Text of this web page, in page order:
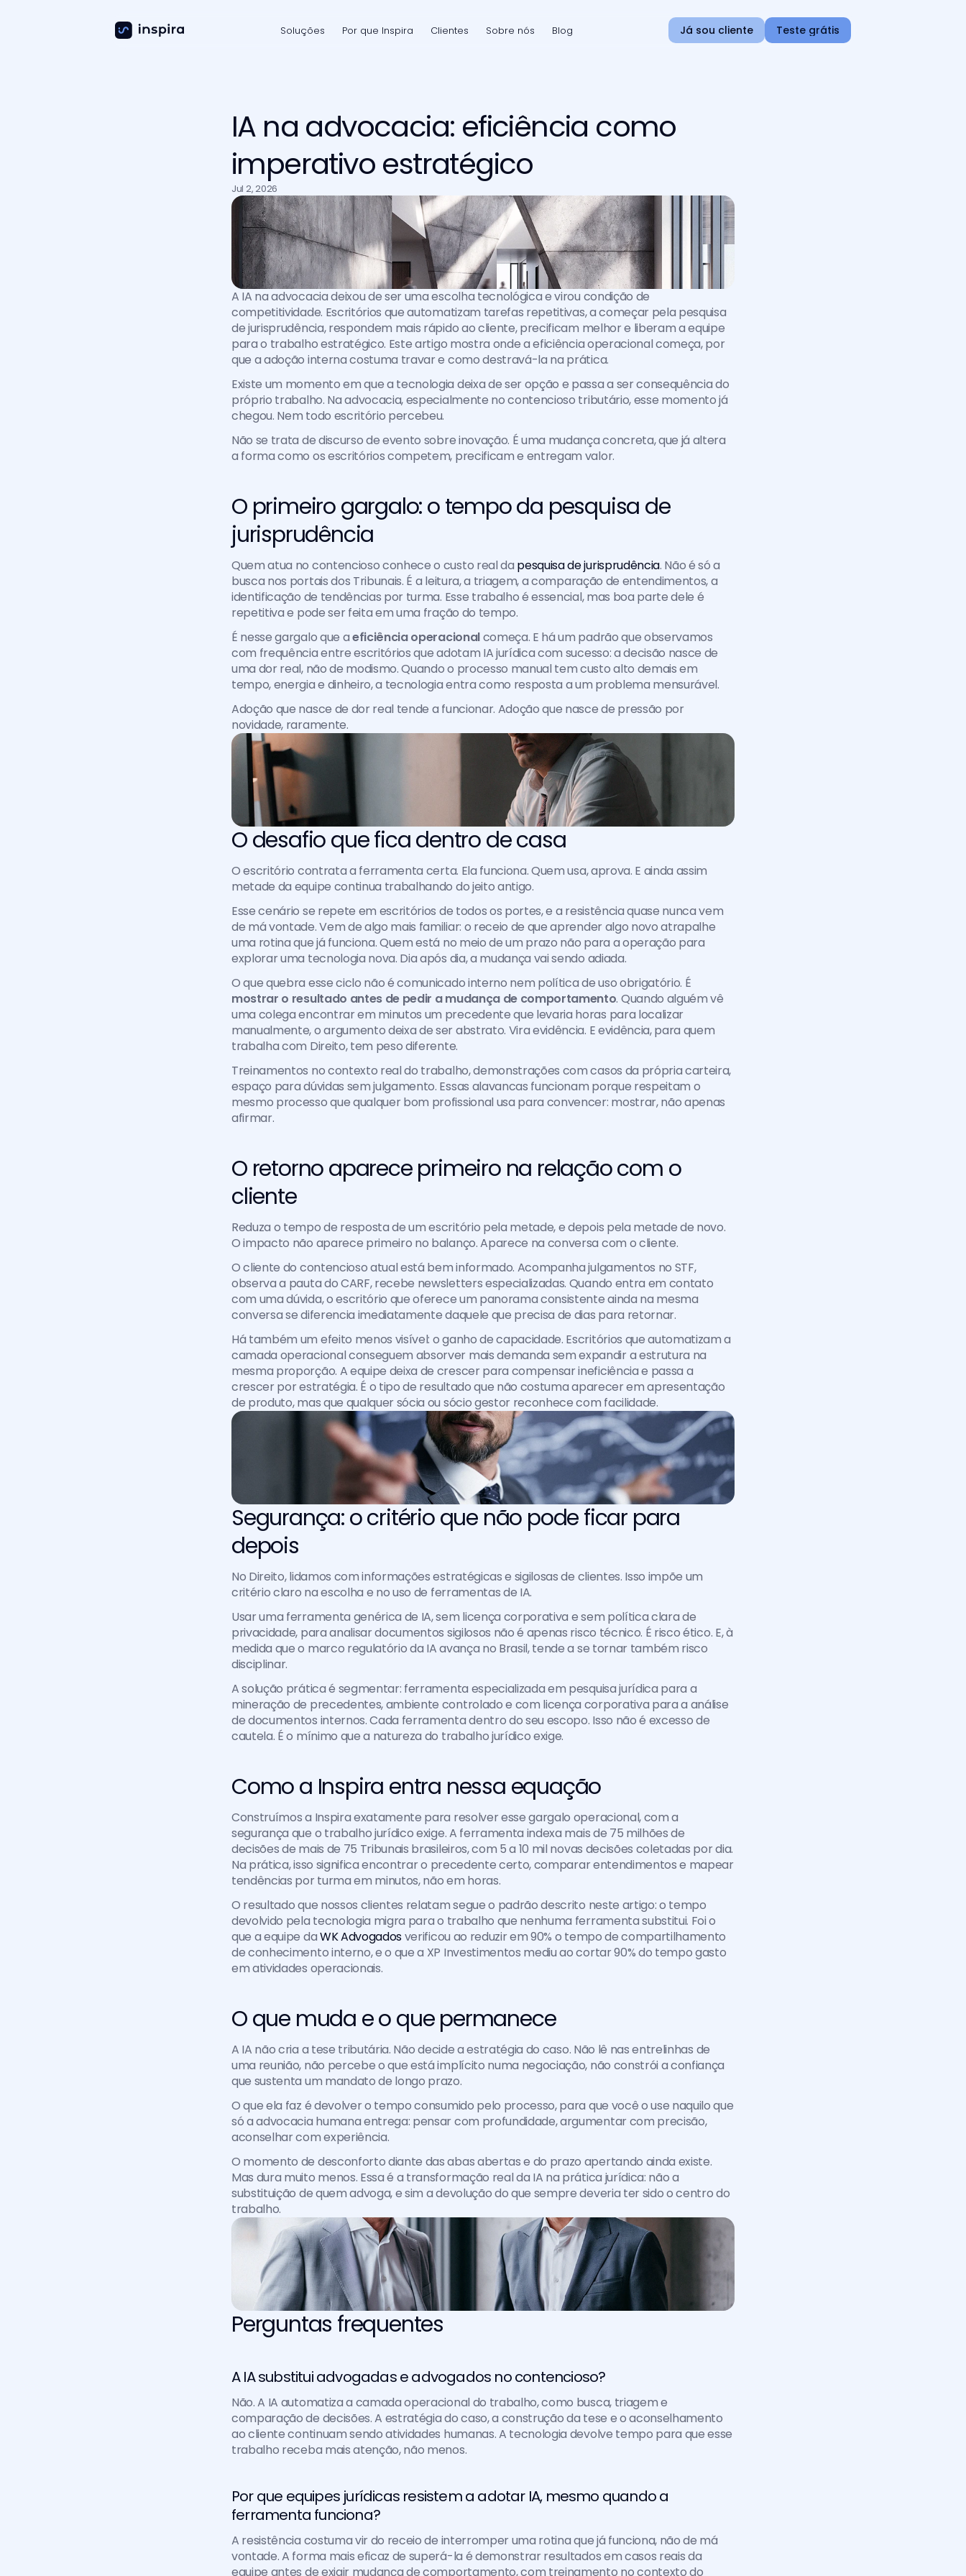
Soluções Por que Inspira Clientes Sobre nós Blog Já sou cliente Teste grátis
IA na advocacia: eficiência como
imperativo estratégico
Jul 2, 2026
A IA na advocacia deixou de ser uma escolha tecnológica e virou condição de
competitividade. Escritórios que automatizam tarefas repetitivas, a começar pela pesquisa
de jurisprudência, respondem mais rápido ao cliente, precificam melhor e liberam a equipe
para o trabalho estratégico. Este artigo mostra onde a eficiência operacional começa, por
que a adoção interna costuma travar e como destravá-la na prática.
Existe um momento em que a tecnologia deixa de ser opção e passa a ser consequência do
próprio trabalho. Na advocacia, especialmente no contencioso tributário, esse momento já
chegou. Nem todo escritório percebeu.
Não se trata de discurso de evento sobre inovação. É uma mudança concreta, que já altera
a forma como os escritórios competem, precificam e entregam valor.
O primeiro gargalo: o tempo da pesquisa de
jurisprudência
Quem atua no contencioso conhece o custo real da pesquisa de jurisprudência. Não é só a
busca nos portais dos Tribunais. É a leitura, a triagem, a comparação de entendimentos, a
identificação de tendências por turma. Esse trabalho é essencial, mas boa parte dele é
repetitiva e pode ser feita em uma fração do tempo.
É nesse gargalo que a eficiência operacional começa. E há um padrão que observamos
com frequência entre escritórios que adotam IA jurídica com sucesso: a decisão nasce de
uma dor real, não de modismo. Quando o processo manual tem custo alto demais em
tempo, energia e dinheiro, a tecnologia entra como resposta a um problema mensurável.
Adoção que nasce de dor real tende a funcionar. Adoção que nasce de pressão por
novidade, raramente.
O desafio que fica dentro de casa
O escritório contrata a ferramenta certa. Ela funciona. Quem usa, aprova. E ainda assim
metade da equipe continua trabalhando do jeito antigo.
Esse cenário se repete em escritórios de todos os portes, e a resistência quase nunca vem
de má vontade. Vem de algo mais familiar: o receio de que aprender algo novo atrapalhe
uma rotina que já funciona. Quem está no meio de um prazo não para a operação para
explorar uma tecnologia nova. Dia após dia, a mudança vai sendo adiada.
mostrar o resultado antes de pedir a mudança de comportamento. Quando alguém vê
uma colega encontrar em minutos um precedente que levaria horas para localizar
manualmente, o argumento deixa de ser abstrato. Vira evidência. E evidência, para quem
trabalha com Direito, tem peso diferente.
Treinamentos no contexto real do trabalho, demonstrações com casos da própria carteira,
espaço para dúvidas sem julgamento. Essas alavancas funcionam porque respeitam o
mesmo processo que qualquer bom profissional usa para convencer: mostrar, não apenas
afirmar.
O retorno aparece primeiro na relação com o
cliente
Reduza o tempo de resposta de um escritório pela metade, e depois pela metade de novo.
O impacto não aparece primeiro no balanço. Aparece na conversa com o cliente.
O cliente do contencioso atual está bem informado. Acompanha julgamentos no STF,
observa a pauta do CARF, recebe newsletters especializadas. Quando entra em contato
com uma dúvida, o escritório que oferece um panorama consistente ainda na mesma
conversa se diferencia imediatamente daquele que precisa de dias para retornar.
Há também um efeito menos visível: o ganho de capacidade. Escritórios que automatizam a
camada operacional conseguem absorver mais demanda sem expandir a estrutura na
mesma proporção. A equipe deixa de crescer para compensar ineficiência e passa a
crescer por estratégia. É o tipo de resultado que não costuma aparecer em apresentação
de produto, mas que qualquer sócia ou sócio gestor reconhece com facilidade.
Segurança: o critério que não pode ficar para
depois
No Direito, lidamos com informações estratégicas e sigilosas de clientes. Isso impõe um
critério claro na escolha e no uso de ferramentas de IA.
Usar uma ferramenta genérica de IA, sem licença corporativa e sem política clara de
privacidade, para analisar documentos sigilosos não é apenas risco técnico. É risco ético. E, à
medida que o marco regulatório da IA avança no Brasil, tende a se tornar também risco
disciplinar.
A solução prática é segmentar: ferramenta especializada em pesquisa jurídica para a
mineração de precedentes, ambiente controlado e com licença corporativa para a análise
de documentos internos. Cada ferramenta dentro do seu escopo. Isso não é excesso de
cautela. É o mínimo que a natureza do trabalho jurídico exige.
Como a Inspira entra nessa equação
Construímos a Inspira exatamente para resolver esse gargalo operacional, com a
segurança que o trabalho jurídico exige. A ferramenta indexa mais de 75 milhões de
decisões de mais de 75 Tribunais brasileiros, com 5 a 10 mil novas decisões coletadas por dia.
Na prática, isso significa encontrar o precedente certo, comparar entendimentos e mapear
tendências por turma em minutos, não em horas.
O resultado que nossos clientes relatam segue o padrão descrito neste artigo: o tempo
devolvido pela tecnologia migra para o trabalho que nenhuma ferramenta substitui. Foi o
que a equipe da WK Advogados verificou ao reduzir em 90% o tempo de compartilhamento
de conhecimento interno, e o que a XP Investimentos mediu ao cortar 90% do tempo gasto
em atividades operacionais.
O que muda e o que permanece
A IA não cria a tese tributária. Não decide a estratégia do caso. Não lê nas entrelinhas de
uma reunião, não percebe o que está implícito numa negociação, não constrói a confiança
que sustenta um mandato de longo prazo.
O que ela faz é devolver o tempo consumido pelo processo, para que você o use naquilo que
só a advocacia humana entrega: pensar com profundidade, argumentar com precisão,
aconselhar com experiência.
O momento de desconforto diante das abas abertas e do prazo apertando ainda existe.
Mas dura muito menos. Essa é a transformação real da IA na prática jurídica: não a
substituição de quem advoga, e sim a devolução do que sempre deveria ter sido o centro do
trabalho.
Perguntas frequentes
A IA substitui advogadas e advogados no contencioso?
Não. A IA automatiza a camada operacional do trabalho, como busca, triagem e
comparação de decisões. A estratégia do caso, a construção da tese e o aconselhamento
ao cliente continuam sendo atividades humanas. A tecnologia devolve tempo para que esse
trabalho receba mais atenção, não menos.
Por que equipes jurídicas resistem a adotar IA, mesmo quando a
ferramenta funciona?
A resistência costuma vir do receio de interromper uma rotina que já funciona, não de má
vontade. A forma mais eficaz de superá-la é demonstrar resultados em casos reais da
equipe antes de exigir mudança de comportamento, com treinamento no contexto do